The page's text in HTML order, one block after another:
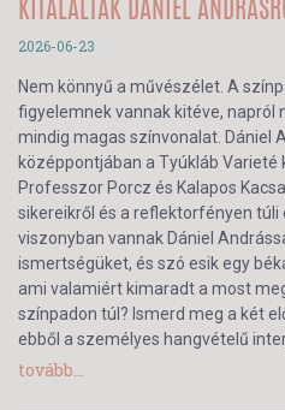
KITÁLALTAK DÁNIEL
2026-06-23
Nem könnyű a művészélet. A
figyelemnek vannak kitéve, napról
mindig magas színvonalat. Dániel
középpontjában a Tyúkláb Varieté
Professzor Porcz és Kalapos
sikereikről és a reflektorfényen túli
viszonyban vannak Dániel
ismertségüket, és szó esik egy
ami valamiért kimaradt a most
színpadon túl? Ismerd meg a két
ebből a személyes hangvételű
tovább...